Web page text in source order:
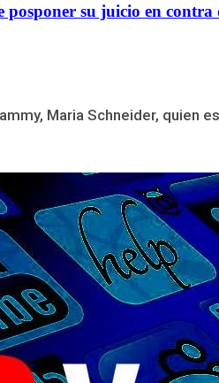
su juicio en contra
Maria Schneider, quien